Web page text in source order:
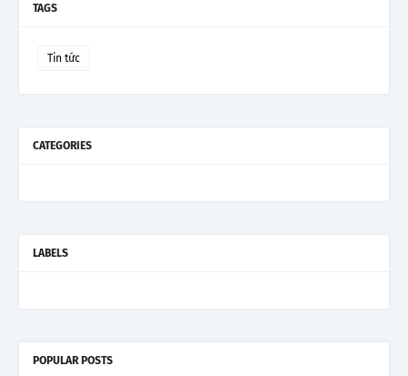
TAGS
Tin tức
CATEGORIES
LABELS
POPULAR POSTS